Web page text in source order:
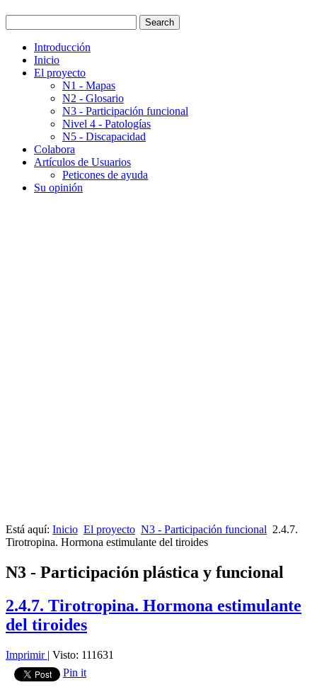
Introducción
Inicio
El proyecto
N1 - Mapas
N2 - Glosario
N3 - Participación funcional
Nivel 4 - Patologías
N5 - Discapacidad
Colabora
Artículos de Usuarios
Peticones de ayuda
Su opinión
Está aquí: Inicio El proyecto N3 - Participación funcional 2.4.7.
Tirotropina. Hormona estimulante del tiroides
N3 - Participación plástica y funcional
2.4.7. Tirotropina. Hormona estimulante
del tiroides
Imprimir | Visto: 111631
Pin it